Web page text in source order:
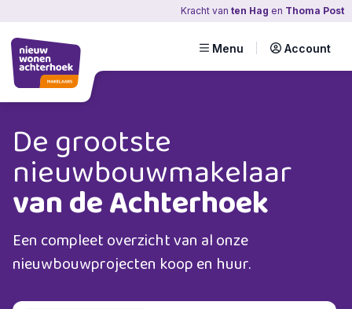
Kracht van ten Hag en Thoma Post
Menu Account
De grootste
nieuwbouwmakelaar
van de Achterhoek
Een compleet overzicht van al onze
nieuwbouwprojecten koop en huur.